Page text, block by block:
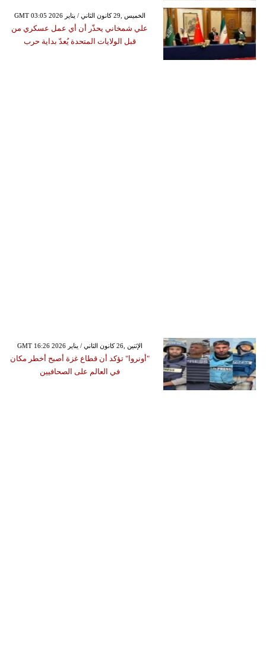
GMT 03:05 2026 الخميس ,29 كانون الثاني / يناير
علي شمخاني يحذّر أن أي عمل عسكري من
قبل الولايات المتحدة يُعدّ بداية حرب
GMT 16:26 2026 الإثنين ,26 كانون الثاني / يناير
"أونروا" تؤكد أن قطاع غزة أصبح أخطر مكان
في العالم على الصحافيين